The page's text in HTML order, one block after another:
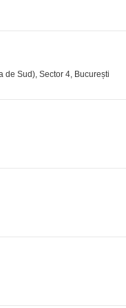
de Sud), Sector 4, București